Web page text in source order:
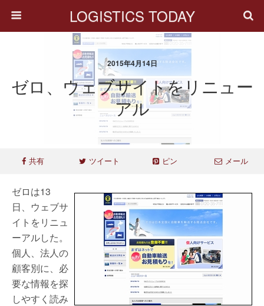
LOGISTICS TODAY
2015年4月14日
ゼロ、ウェブサイトをリニュー
アル
共有 ツイート ピン メール
ゼロは13
日、ウェブサ
イトをリニュ
ーアルした。
個人、法人の
顧客別に、必
要な情報を探
しやすく読み